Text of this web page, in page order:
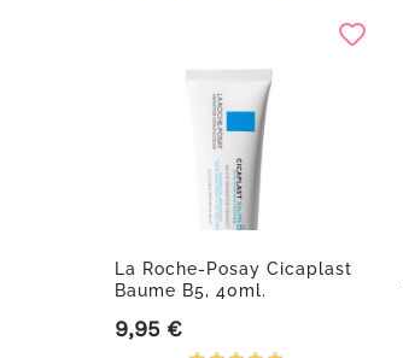
La Roche-Posay Cicaplast
Baume B5, 40ml.
Precio
9,95 €